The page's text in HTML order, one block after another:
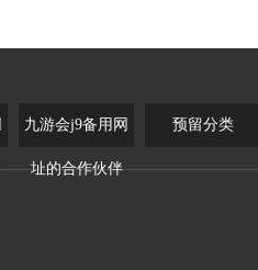
九游会j9备用网
址的合作伙伴
预留分类